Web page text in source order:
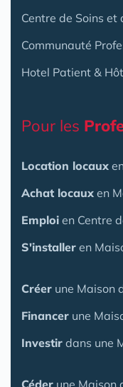
Centre de Soins et
Communauté
Hotel Patient &
Pour les
Location locaux
Achat locaux en
Emploi en Centre
S'installer en
Créer une Maison
Financer une
Investir dans une